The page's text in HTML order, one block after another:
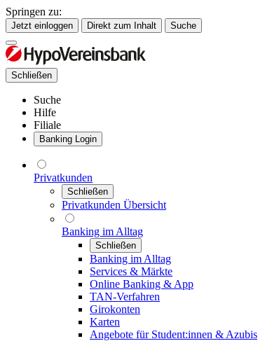
Springen zu:
Jetzt einloggen Direkt zum Inhalt Suche
Schließen
Suche
Hilfe
Filiale
Banking Login
Privatkunden
Schließen
Privatkunden Übersicht
Banking im Alltag
Schließen
Banking im Alltag
Services & Märkte
Online Banking & App
TAN-Verfahren
Girokonten
Karten
Angebote für Student:innen & Azubis